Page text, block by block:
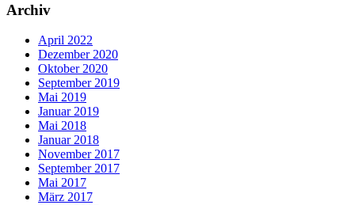
Archiv
April 2022
Dezember 2020
Oktober 2020
September 2019
Mai 2019
Januar 2019
Mai 2018
Januar 2018
November 2017
September 2017
Mai 2017
März 2017